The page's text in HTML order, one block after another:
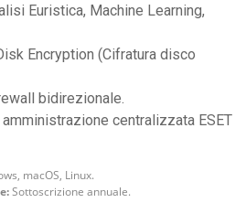
Euristica, Machine Learning,
Encryption (Cifratura disco
bidirezionale.
centralizzata ESET
macOS, Linux.
Sottoscrizione annuale.